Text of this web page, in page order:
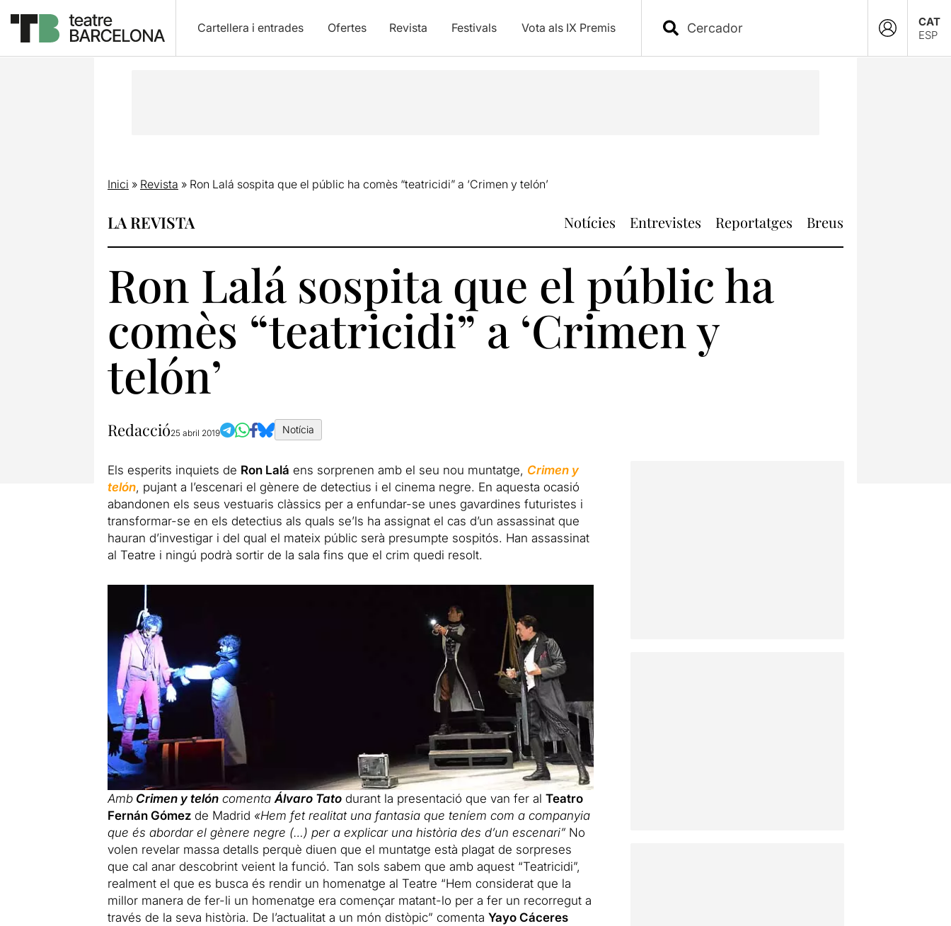
Cartellera i entrades Ofertes Revista Festivals Vota als IX Premis
CAT
ESP
Inici » Revista » Ron Lalá sospita que el públic ha comès “teatricidi” a ‘Crimen y telón’
LA REVISTA Notícies Entrevistes Reportatges Breus
Ron Lalá sospita que el públic ha
comès “teatricidi” a ‘Crimen y
telón’
Redacció25 abril 2019 Notícia
Els esperits inquiets de Ron Lalá ens sorprenen amb el seu nou muntatge, Crimen y
telón, pujant a l’escenari el gènere de detectius i el cinema negre. En aquesta ocasió
abandonen els seus vestuaris clàssics per a enfundar-se unes gavardines futuristes i
transformar-se en els detectius als quals se’ls ha assignat el cas d’un assassinat que
hauran d’investigar i del qual el mateix públic serà presumpte sospitós. Han assassinat
al Teatre i ningú podrà sortir de la sala fins que el crim quedi resolt.
AmbCrimen y telón comentaÁlvaro Tatodurant la presentació que van fer al Teatro
Fernán Gómezde Madrid «Hem fet realitat una fantasia que teníem com a companyia
que és abordar el gènere negre (…) per a explicar una història des d’un escenari”No
volen revelar massa detalls perquè diuen que el muntatge està plagat de sorpreses
que cal anar descobrint veient la funció. Tan sols sabem que amb aquest “Teatricidi”,
realment el que es busca és rendir un homenatge al Teatre “Hem considerat que la
millor manera de fer-li un homenatge era començar matant-lo per a fer un recorregut a
través de la seva història. De l’actualitat a un món distòpic” comenta Yayo Cáceres